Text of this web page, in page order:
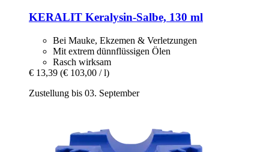
KERALIT Keralysin-​Salbe, 130 ml
Bei Mauke, Ekzemen & Verletzungen
Mit extrem dünnflüssigen Ölen
Rasch wirksam
€ 13,39 (€ 103,00 / l)
Zustellung bis 03. September